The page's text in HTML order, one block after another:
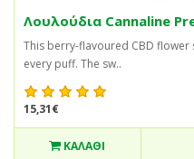
Λουλούδια Cannaline
This berry-flavoured CBD
every puff. The sw..
15,31€
ΚΑΛΆΘΙ